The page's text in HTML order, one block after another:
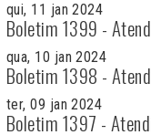
qui, 11 jan 2024
Boletim 1399 -
qua, 10 jan 2024
Boletim 1398 -
ter, 09 jan 2024
Boletim 1397 -